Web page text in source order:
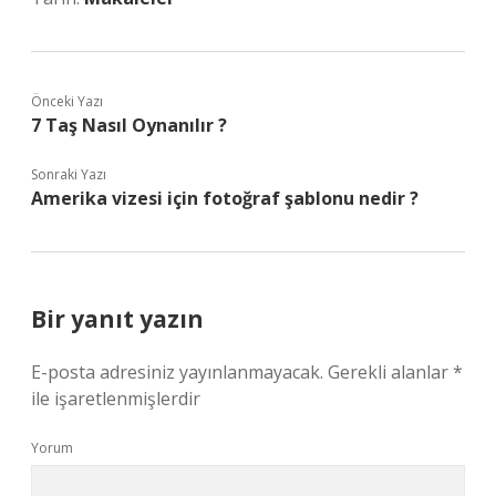
Önceki Yazı
7 Taş Nasıl Oynanılır ?
Sonraki Yazı
Amerika vizesi için fotoğraf şablonu nedir ?
Bir yanıt yazın
E-posta adresiniz yayınlanmayacak. Gerekli alanlar*
ile işaretlenmişlerdir
Yorum